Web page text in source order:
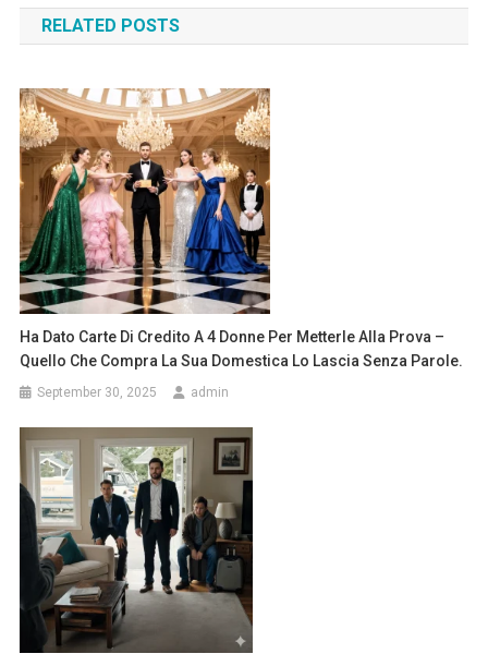
RELATED POSTS
Ha Dato Carte Di Credito A 4 Donne Per Metterle Alla Prova –
Quello Che Compra La Sua Domestica Lo Lascia Senza Parole.
September 30, 2025 admin